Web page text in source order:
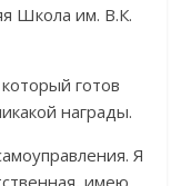
Школа им. В.К.
готов
награды.
Я
имею